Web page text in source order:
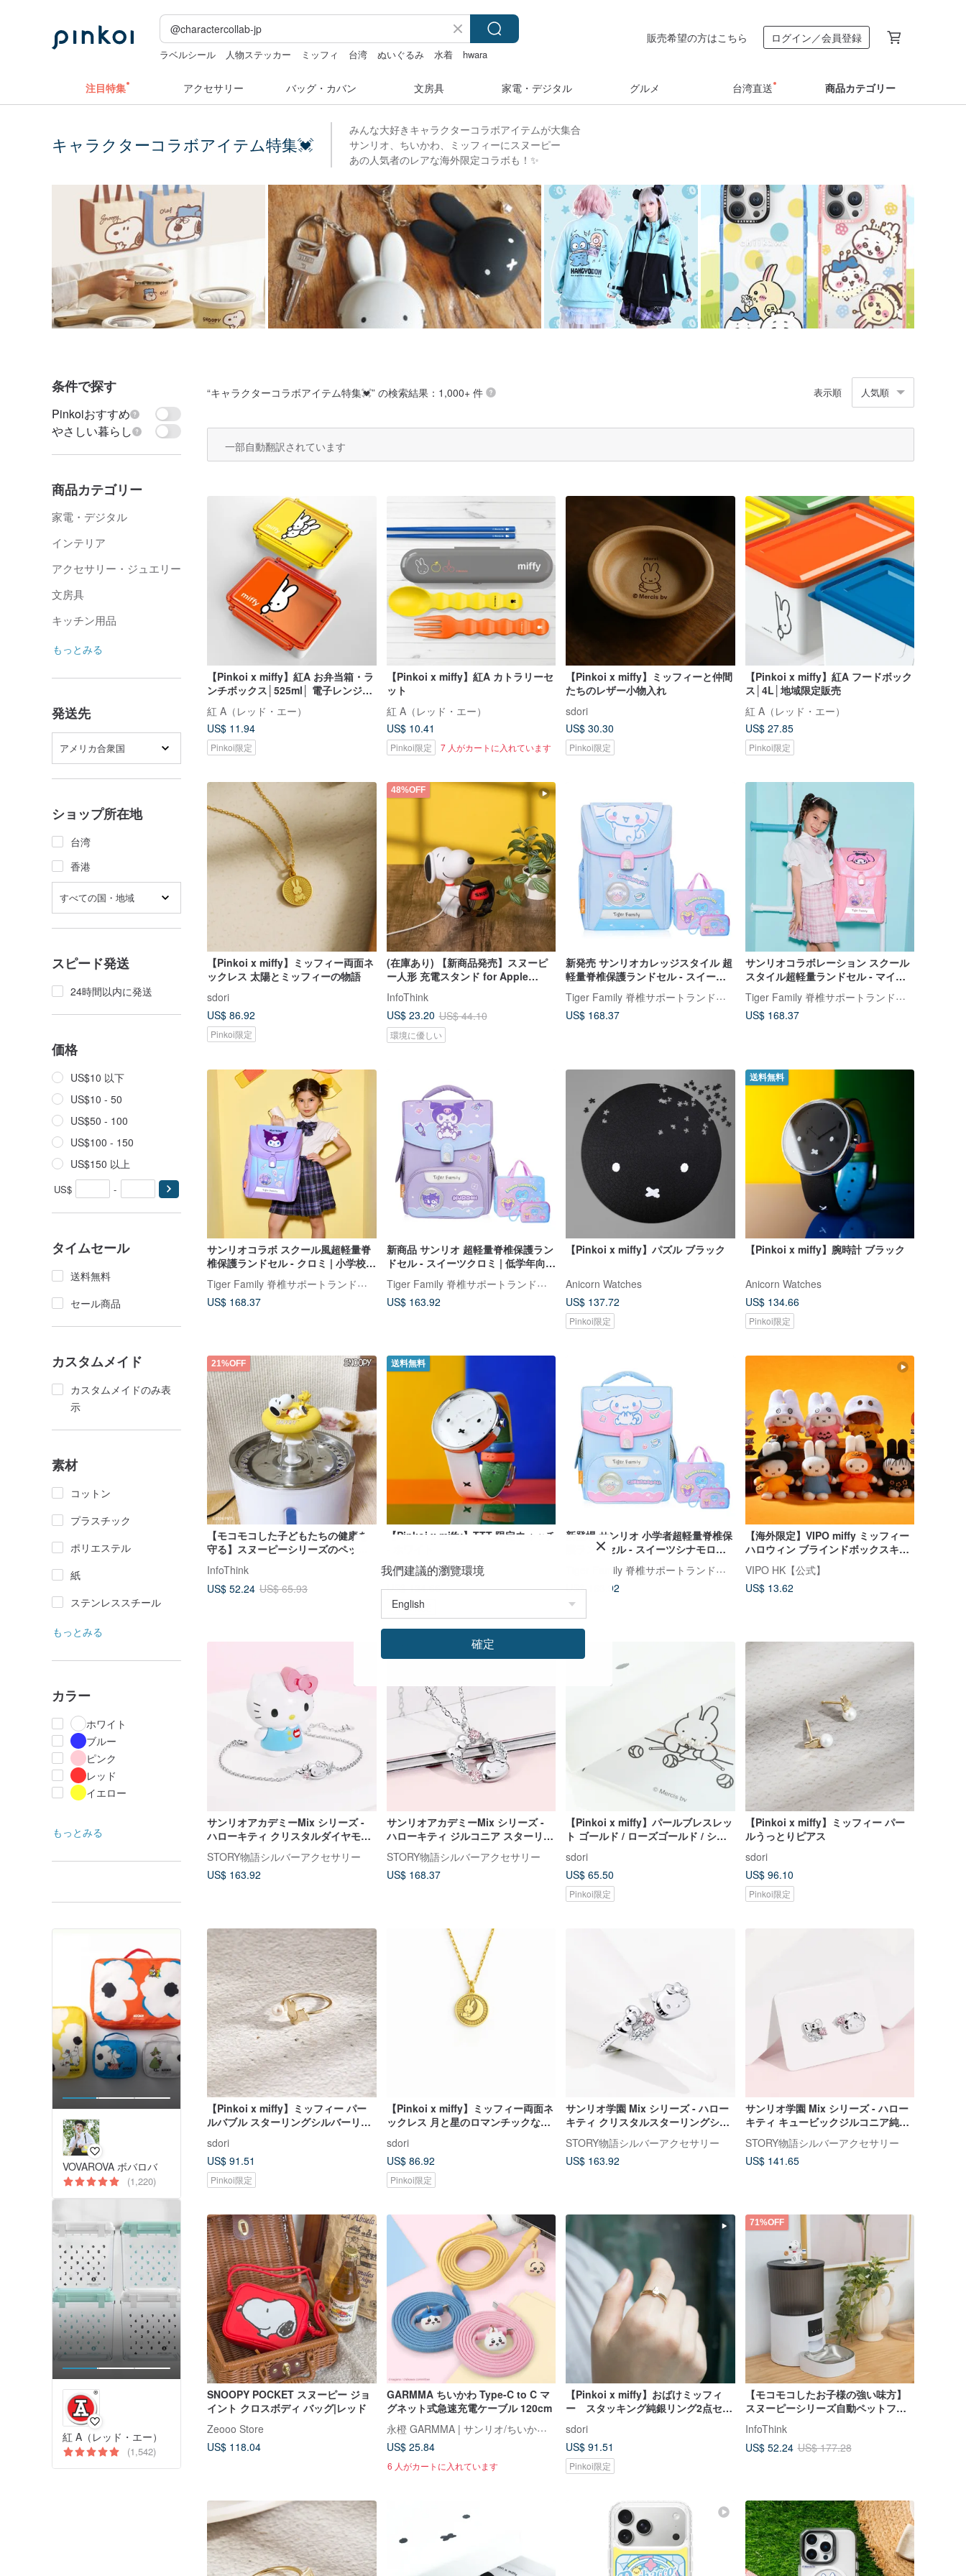
ラベルシール 人物ステッカー ミッフィ 台湾 ぬいぐるみ 水着
hwara
販売希望の方はこちら ログイン／会員登録
注目特集 アクセサリー バッグ・カバン 文房具 家電・デジタル グルメ 台湾直送 商品カテゴリー
キャラクターコラボアイテム特集💓
みんな大好きキャラクターコラボアイテムが大集合
サンリオ、ちいかわ、ミッフィーにスヌーピー
あの人気者のレアな海外限定コラボも！✨
条件で探す
Pinkoiおすすめ
やさしい暮らし
商品カテゴリー
家電・デジタル
インテリア
アクセサリー・ジュエリー
文房具
キッチン用品
もっとみる
発送先
アメリカ合衆国
ショップ所在地
台湾
香港
すべての国・地域
スピード発送
24時間以内に発送
価格
US$10 以下
US$10 - 50
US$50 - 100
US$100 - 150
US$150 以上
US$ -
タイムセール
送料無料
セール商品
カスタムメイド
カスタムメイドのみ表
示
素材
コットン
プラスチック
ポリエステル
紙
ステンレススチール
もっとみる
カラー
ホワイト
ブルー
ピンク
レッド
イエロー
もっとみる
VOVAROVA ボバロバ
(1,220)
紅 A（レッド・エー）
(1,542)
“キャラクターコラボアイテム特集💓” の検索結果：1,000+ 件 表示順 人気順
一部自動翻訳されています
【Pinkoi x miffy】紅A お弁当箱・ラ
ンチボックス│525ml│ 電子レンジ対
紅 A（レッド・エー）
US$ 11.94
Pinkoi限定
【Pinkoi x miffy】紅A カトラリーセ
ット
紅 A（レッド・エー）
US$ 10.41
Pinkoi限定 7 人がカートに入れています
【Pinkoi x miffy】ミッフィーと仲間
たちのレザー小物入れ
sdori
US$ 30.30
Pinkoi限定
【Pinkoi x miffy】紅A フードボック
ス│4L│地域限定販売
紅 A（レッド・エー）
US$ 27.85
Pinkoi限定
【Pinkoi x miffy】ミッフィー両面ネ
ックレス 太陽とミッフィーの物語
sdori
US$ 86.92
Pinkoi限定
48%OFF
(在庫あり) 【新商品発売】スヌーピ
ー人形 充電スタンド for Apple
InfoThink
US$ 23.20 US$ 44.10
環境に優しい
新発売 サンリオカレッジスタイル 超
軽量脊椎保護ランドセル - スイーツ
シナモロール | 小学校中学年向け (豪
華 2 点特典付き)
Tiger Family 脊椎サポートランドセル・文房具
US$ 168.37
サンリオコラボレーション スクール
スタイル超軽量ランドセル - マイメ
ロディ | 小学校中学年向け (特典 2 点
付き)
Tiger Family 脊椎サポートランドセル・文房具
US$ 168.37
サンリオコラボ スクール風超軽量脊
椎保護ランドセル - クロミ | 小学校中
学年向け (2 大特典付き)
Tiger Family 脊椎サポートランドセル・文房具
US$ 168.37
新商品 サンリオ 超軽量脊椎保護ラン
ドセル - スイーツクロミ | 低学年向け
(特典 2 点付き)
Tiger Family 脊椎サポートランドセル・文房具
US$ 163.92
【Pinkoi x miffy】パズル ブラック
Anicorn Watches
US$ 137.72
Pinkoi限定
送料無料
【Pinkoi x miffy】腕時計 ブラック
Anicorn Watches
US$ 134.66
Pinkoi限定
21%OFF
【モコモコした子どもたちの健康を
守る】スヌーピーシリーズのペット
用ウォーターサーバー
InfoThink
US$ 52.24 US$ 65.93
送料無料
【Pinkoi x miffy】TTT 限定ウォッチ
Anicorn Watches
US$ 134.66
Pinkoi限定
新登場 サンリオ 小学者超軽量脊椎保
護ランドセル - スイーツシナモロー
ル | 低学年向け（選べる 2 つのプレ
ゼント付き）
Tiger Family 脊椎サポートランドセル・文房具
US$ 163.92
【海外限定】VIPO miffy ミッフィー
ハロウィン ブラインドボックスキー
ホルダー (ランダム1個入り)
VIPO HK【公式】
US$ 13.62
サンリオアカデミーMix シリーズ -
ハローキティ クリスタルダイヤモン
ド スターリングシルバーブレスレッ
ト
STORY物語シルバーアクセサリー
US$ 163.92
サンリオアカデミーMix シリーズ -
ハローキティ ジルコニア スターリン
グシルバーネックレス
STORY物語シルバーアクセサリー
US$ 168.37
【Pinkoi x miffy】パールブレスレッ
ト ゴールド / ローズゴールド / シル
sdori
US$ 65.50
Pinkoi限定
【Pinkoi x miffy】ミッフィー パー
ルうっとりピアス
sdori
US$ 96.10
Pinkoi限定
【Pinkoi x miffy】ミッフィー パー
ルバブル スターリングシルバーリン
グ
sdori
US$ 91.51
Pinkoi限定
【Pinkoi x miffy】ミッフィー両面ネ
ックレス 月と星のロマンチックな物
語
sdori
US$ 86.92
Pinkoi限定
サンリオ学園 Mix シリーズ - ハロー
キティ クリスタルスターリングシル
バーリング
STORY物語シルバーアクセサリー
US$ 163.92
サンリオ学園 Mix シリーズ - ハロー
キティ キュービックジルコニア純銀
ピアス
STORY物語シルバーアクセサリー
US$ 141.65
SNOOPY POCKET スヌーピー ジョ
イント クロスボディ バッグ|レッド
Zeooo Store
US$ 118.04
GARMMA ちいかわ Type-C to C マ
グネット式急速充電ケーブル 120cm
永橙 GARMMA | サンリオ/ちいかわ/もふさんど/クレヨンしんちゃん 台湾正規ストア
US$ 25.84
6 人がカートに入れています
【Pinkoi x miffy】おばけミッフィ
ー スタッキング純銀リング2点セッ
ト
sdori
US$ 91.51
Pinkoi限定
71%OFF
【モコモコしたお子様の強い味方】
スヌーピーシリーズ自動ペットフィ
ーダー
InfoThink
US$ 52.24 US$ 177.28
我們建議的瀏覽環境
確定